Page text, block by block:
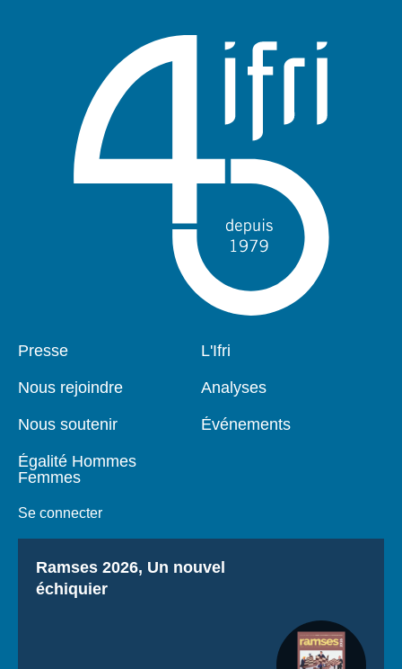
Pied
Presse
Nous rejoindre
Nous soutenir
Égalité Hommes
Femmes
Se connecter
Navigation
L'Ifri
Analyses
Événements
Titre
Ramses 2026, Un nouvel
échiquier